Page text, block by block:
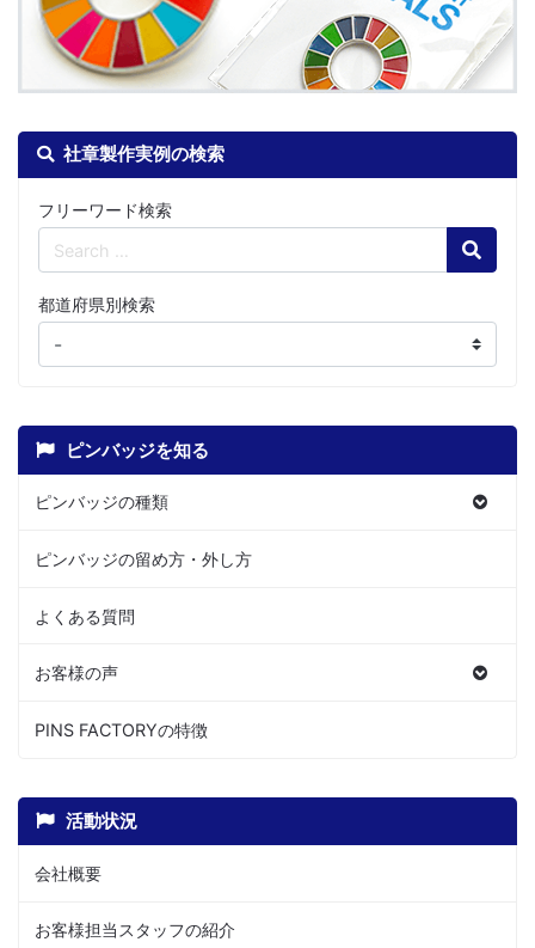
社章製作実例の検索
フリーワード検索
Search
都道府県別検索
ピンバッジを知る
ピンバッジの種類
ピンバッジの留め方・外し方
よくある質問
お客様の声
PINS FACTORYの特徴
活動状況
会社概要
お客様担当スタッフの紹介